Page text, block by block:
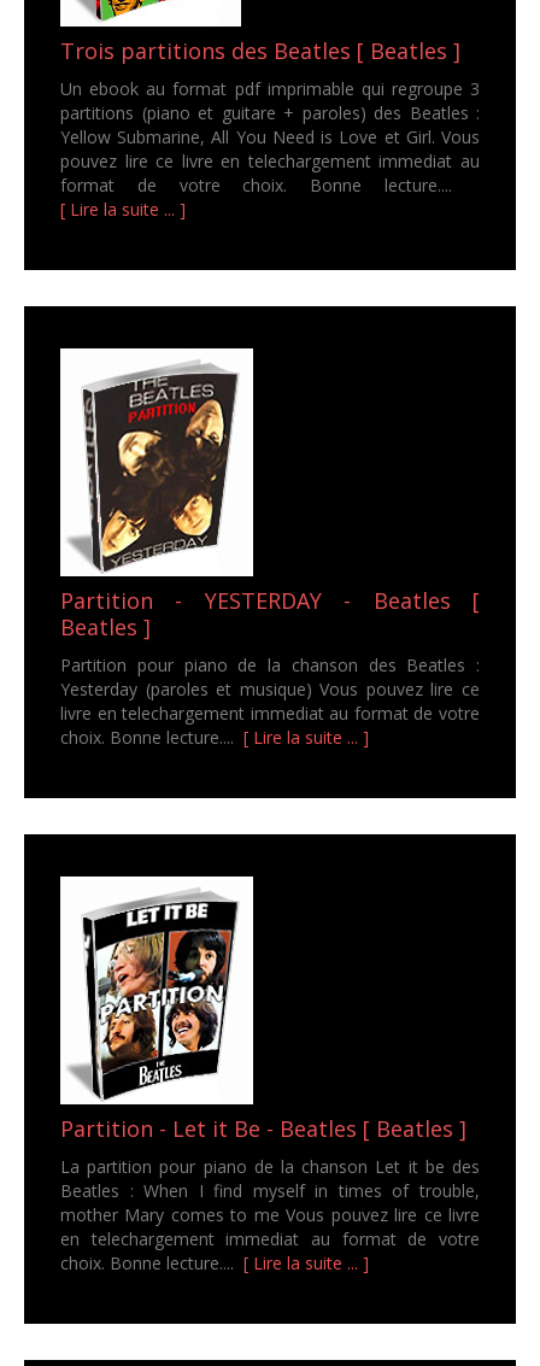
Trois partitions des Beatles [ Beatles ]
Un ebook au format pdf imprimable qui regroupe 3
partitions (piano et guitare + paroles) des Beatles :
Yellow Submarine, All You Need is Love et Girl. Vous
pouvez lire ce livre en telechargement immediat au
format de votre choix. Bonne lecture....
[ Lire la suite ... ]
Partition - YESTERDAY - Beatles [
Beatles ]
Partition pour piano de la chanson des Beatles :
Yesterday (paroles et musique) Vous pouvez lire ce
livre en telechargement immediat au format de votre
choix. Bonne lecture.... [ Lire la suite ... ]
Partition - Let it Be - Beatles [ Beatles ]
La partition pour piano de la chanson Let it be des
Beatles : When I find myself in times of trouble,
mother Mary comes to me Vous pouvez lire ce livre
en telechargement immediat au format de votre
choix. Bonne lecture.... [ Lire la suite ... ]